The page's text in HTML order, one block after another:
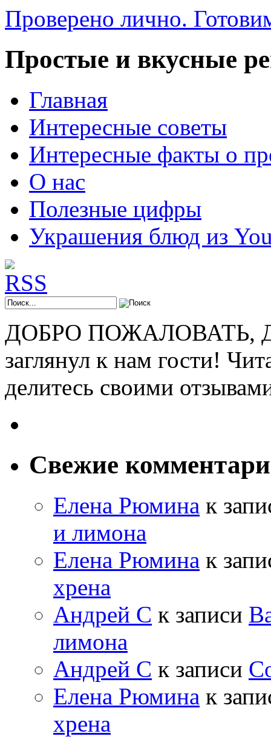
Проверено лично.
Простые и вкусные
Главная
Интересные советы
Интересные факты о
О нас
Полезные цифры
Украшения блюд из
ДОБРО ПОЖАЛОВАТЬ,
заглянул к нам гости!
делитесь своими
Свежие
Елена Рюмина к
и лимона
Елена Рюмина к
хрена
Андрей С к записи
лимона
Андрей С к записи
Елена Рюмина к
хрена